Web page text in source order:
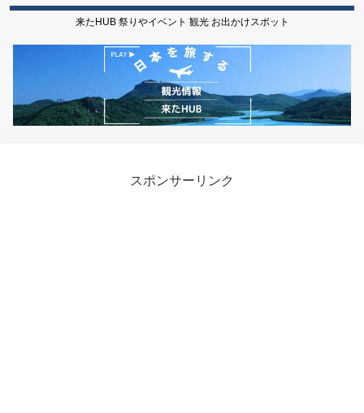
来たHUB 祭りやイベント 観光 お出かけスポット
スポンサーリンク